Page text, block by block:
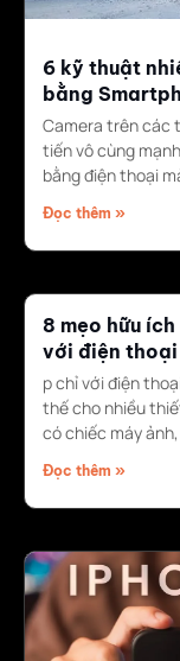
6 kỹ thuật
bằng
Camera trên các
tiến vô cùng
bằng điện thoại
Đọc thêm »
8 mẹo hữu
với điện thoại
p chỉ với điện
thế cho nhiều
có chiếc máy
Đọc thêm »